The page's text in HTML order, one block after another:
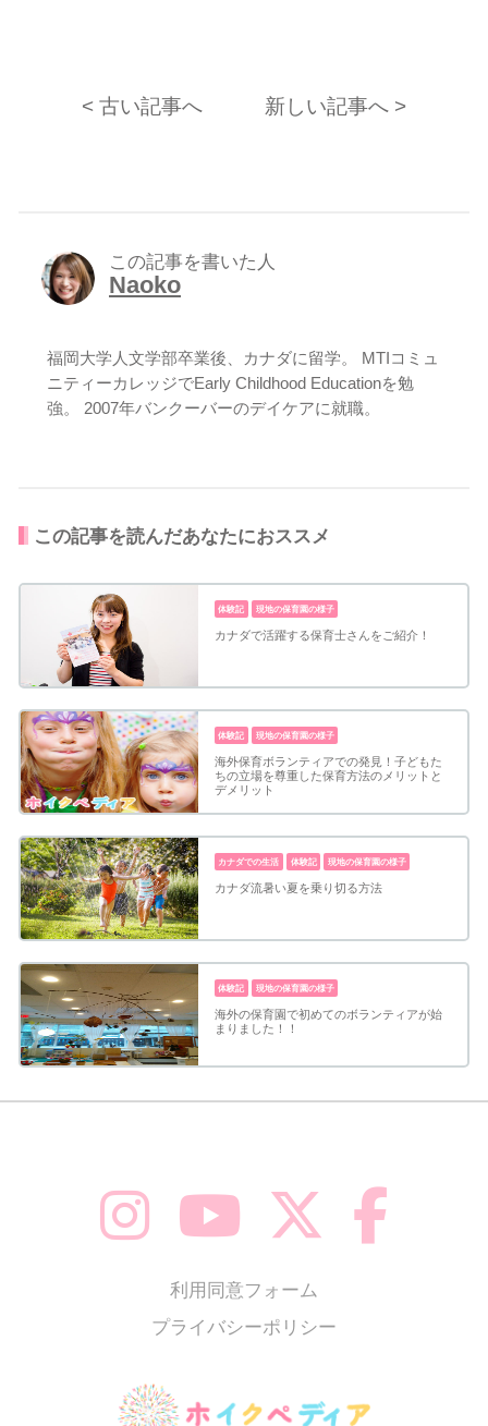
< 古い記事へ 新しい記事へ >
この記事を書いた人
Naoko
福岡大学人文学部卒業後、カナダに留学。 MTIコミュ
ニティーカレッジでEarly Childhood Educationを勉
強。 2007年バンクーバーのデイケアに就職。
この記事を読んだあなたにおススメ
体験記 現地の保育園の様子
カナダで活躍する保育士さんをご紹介！
体験記 現地の保育園の様子
海外保育ボランティアでの発見！子どもた
ちの立場を尊重した保育方法のメリットと
デメリット
カナダでの生活 体験記 現地の保育園の様子
カナダ流暑い夏を乗り切る方法
体験記 現地の保育園の様子
海外の保育園で初めてのボランティアが始
まりました！！
利用同意フォーム
プライバシーポリシー